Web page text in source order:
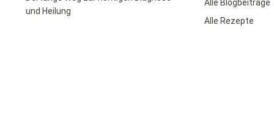
und Heilung
Alle Blogbeiträge
Alle Rezepte